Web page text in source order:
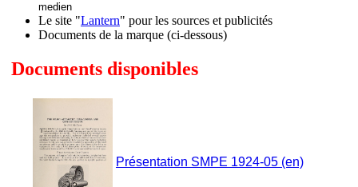
medien
Le site "Lantern" pour les sources et publicités
Documents de la marque (ci-dessous)
Documents disponibles
Présentation SMPE 1924-05 (en)